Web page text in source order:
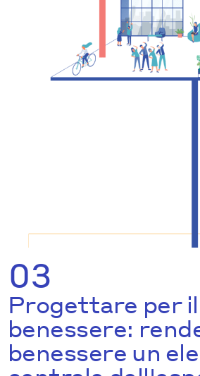
03
Progettare per il
benessere:
benessere un